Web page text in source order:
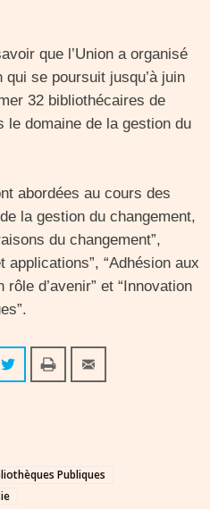
que l’Union a organisé
se poursuit jusqu’à juin
32 bibliothécaires de
le domaine de la gestion du
abordées au cours des
la gestion du changement,
du changement”,
applications”, “Adhésion aux
d’avenir” et “Innovation
Publiques